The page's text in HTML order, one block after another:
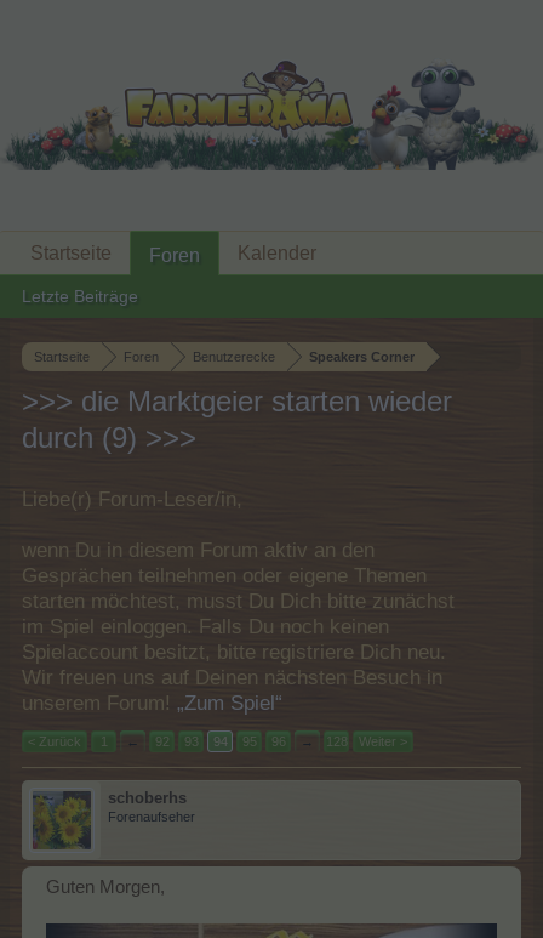
Startseite Foren Benutzerecke Speakers Corner
>>> die Marktgeier starten wieder
durch (9) >>>
Liebe(r) Forum-Leser/in,
wenn Du in diesem Forum aktiv an den
Gesprächen teilnehmen oder eigene Themen
starten möchtest, musst Du Dich bitte zunächst
im Spiel einloggen. Falls Du noch keinen
Spielaccount besitzt, bitte registriere Dich neu.
Wir freuen uns auf Deinen nächsten Besuch in
unserem Forum! „Zum Spiel“
< Zurück 1 ← 92 93 94 95 96 → 128 Weiter >
schoberhs
Forenaufseher
Guten Morgen,
Startseite Foren
Letzte Beiträge
Kalender